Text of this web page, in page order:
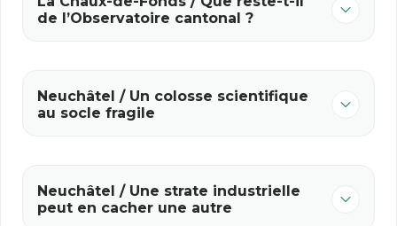
de l’Observatoire cantonal ?
Neuchâtel / Un colosse scientifique
au socle fragile
Neuchâtel / Une strate industrielle
peut en cacher une autre